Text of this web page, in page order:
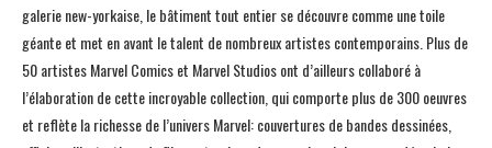
galerie new-yorkaise, le bâtiment tout entier se découvre comme une toile
géante et met en avant le talent de nombreux artistes contemporains. Plus de
50 artistes Marvel Comics et Marvel Studios ont d’ailleurs collaboré à
l’élaboration de cette incroyable collection, qui comporte plus de 300 oeuvres
et reflète la richesse de l’univers Marvel: couvertures de bandes dessinées,